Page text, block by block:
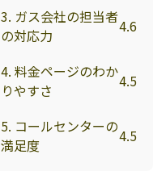
3. ガス会社の担当者
の対応力
4.6
4. 料金ページのわか
りやすさ
4.5
5. コールセンターの
満足度
4.5